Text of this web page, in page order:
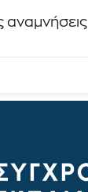
αναμνήσεις